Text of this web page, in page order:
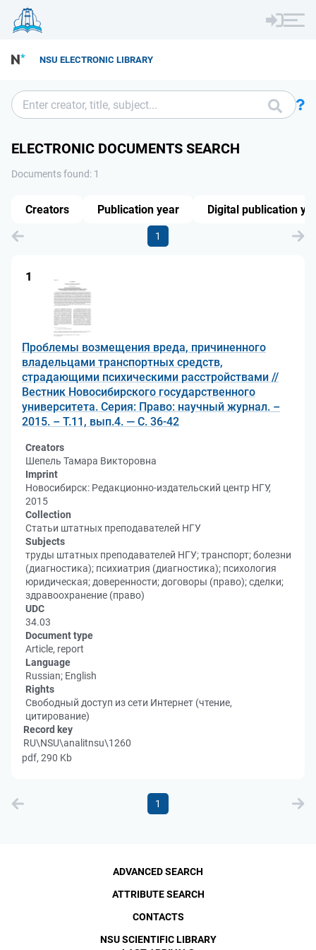
NSU ELECTRONIC LIBRARY
ELECTRONIC DOCUMENTS SEARCH
Documents found: 1
1
1
Проблемы возмещения вреда, причиненного
владельцами транспортных средств,
страдающими психическими расстройствами //
Вестник Новосибирского государственного
университета. Серия: Право: научный журнал. –
2015. – Т.11, вып.4. — С. 36-42
Creators
Шепель Тамара Викторовна
Imprint
Новосибирск: Редакционно-издательский центр НГУ,
2015
Collection
Статьи штатных преподавателей НГУ
Subjects
труды штатных преподавателей НГУ; транспорт; болезни
(диагностика); психиатрия (диагностика); психология
юридическая; доверенности; договоры (право); сделки;
здравоохранение (право)
UDC
34.03
Document type
Article, report
Language
Russian; English
Rights
Свободный доступ из сети Интернет (чтение,
цитирование)
Record key
RU\NSU\analitnsu\1260
pdf, 290 Kb
1
Creators Publication year Digital publication
ADVANCED SEARCH
ATTRIBUTE SEARCH
CONTACTS
NSU SCIENTIFIC LIBRARY